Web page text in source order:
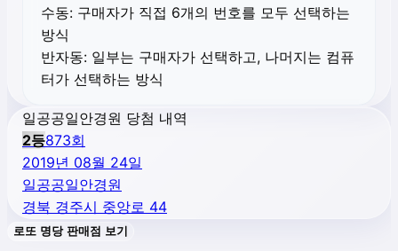
수동: 구매자가 직접 6개의 번호를 모두 선택하는
방식
반자동: 일부는 구매자가 선택하고, 나머지는 컴퓨
터가 선택하는 방식
일공공일안경원 당첨 내역
2등873회
2019년 08월 24일
일공공일안경원
경북 경주시 중앙로 44
로또 명당 판매점 보기